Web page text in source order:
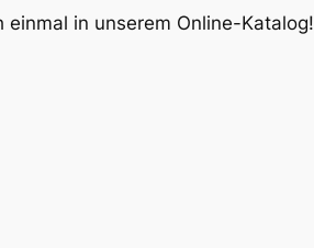
in unserem Online-Katalog!